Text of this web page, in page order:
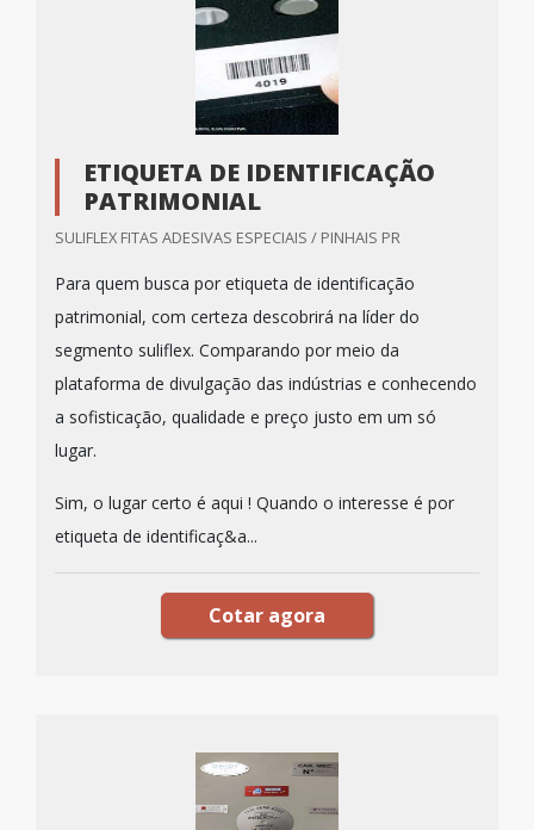
ETIQUETA DE IDENTIFICAÇÃO
PATRIMONIAL
SULIFLEX FITAS ADESIVAS ESPECIAIS / PINHAIS PR
Para quem busca por etiqueta de identificação
patrimonial, com certeza descobrirá na líder do
segmento suliflex. Comparando por meio da
plataforma de divulgação das indústrias e conhecendo
a sofisticação, qualidade e preço justo em um só
lugar.
Sim, o lugar certo é aqui ! Quando o interesse é por
etiqueta de identificaç&a...
Cotar agora